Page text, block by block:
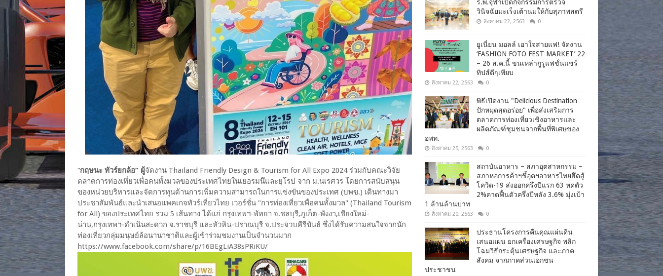
“กฤษนะ ทัวร์ยกล้อ” ผู้จัดงาน Thailand Friendly Design & Tourism for All Expo 2024 ร่วมกับคณะวิจัย
ตลาดการท่องเที่ยวเพื่อคนทั้งมวลของประเทศไทยในเยอรมนึและยุโรป จาก ม.นเรศวร โดยการสนับสนุน
ของหน่วยบริหารและจัดการทุนด้านการเพิ่มความสามารถในการแข่งขันของประเทศ (บพข.) เดินทางมา
ประชาสัมพันธ์และนำเสนอแพคเกจทัวร์เที่ยวไทย เวอร์ชั่น "การท่องเที่ยวเพื่อคนทั้งมวล" (Thailand Tourism
for All) ของประเทศไทย รวม 5 เส้นทาง ได้แก่ กรุงเทพฯ-พัทยา จ.ชลบุรี,ภูเก็ต-พังงา,เชียงใหม่-
น่าน,กรุงเทพฯ-ดำเนินสะดวก จ.ราชบุรี และหัวหิน-ปราณบุรี จ.ประจวบคีรีขันธ์ ซึ่งได้รับความสนใจจากนัก
ท่องเที่ยวกลุ่มมนุษย์ล้อนานาชาติและผู้เข้าร่วมชมงานเป็นจำนวนมาก
https://www.facebook.com/share/p/16BEgLiA38sPRiKU/
ร.พ.จุฬาเปิดกิจกรรมการตรวจ
วินิจฉัยมะเร็งเต้านมให้กับสุภาพสตรี
สิงหาคม 22, 2563 0
ยูเนี่ยน มอลล์ เอาใจสายแฟ! จัดงาน
‘FASHION FOTO FEST MARKET’ 22
– 26 ส.ค.นี้ ขนเหล่ากูรูแฟชั่นแชร์
ทิปส์ดีๆเพียบ
สิงหาคม 22, 2563 0
พิธีเปิดงาน "Delicious Destination
ปักหมุดสุดอร่อย" เพื่อส่งเสริมการ
ตลาดการท่องเที่ยวเชิงอาหารและ
ผลิตภัณฑ์ชุมชนจากพื้นที่พิเศษของ
อพท.
สิงหาคม 25, 2563 0
สถาบันอาหาร – สภาอุตสาหกรรม –
สภาหอการค้าฯชี้อุตฯอาหารไทยฮึดสู้
โควิด-19 ส่งออกครึ่งปีแรก 63 หดตัว
2%คาดฟื้นตัวครึ่งปีหลัง 3.6% มุ่งเป้า
1 ล้านล้านบาท
สิงหาคม 20, 2563 0
ประธานโครงการคืนคุณแผ่นดิน
เสนอแผน ยกเครื่องเศรษฐกิจ พลิก
โฉมวิธีกระตุ้นเศรษฐกิจ และภาค
สังคม จากภาคส่วนเอกชน
ประชาชน